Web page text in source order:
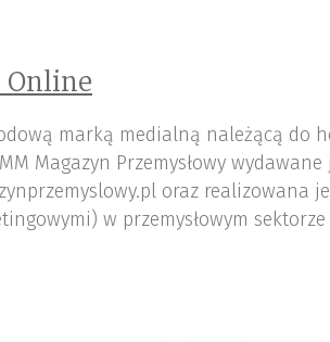
marką medialną należącą do
Magazyn Przemysłowy wydawane
oraz realizowana
w przemysłowym sektorze